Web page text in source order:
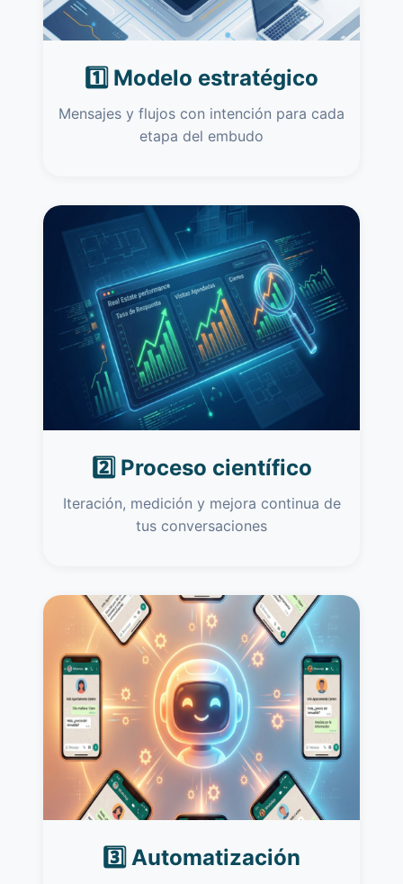
1️⃣ Modelo estratégico
Mensajes y flujos con intención para cada
etapa del embudo
2️⃣ Proceso científico
Iteración, medición y mejora continua de
tus conversaciones
3️⃣ Automatización